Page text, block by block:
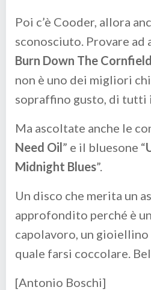
Poi c’è Cooder, allora
sconosciuto. Provare ad
Burn Down The Cornfield
non è uno dei migliori
sopraffino gusto, di tutti
Ma ascoltate anche le
Need Oil” e il bluesone “
Midnight Blues”.
Un disco che merita un
approfondito perché è
capolavoro, un gioiellino
quale farsi coccolare.
[Antonio Boschi]